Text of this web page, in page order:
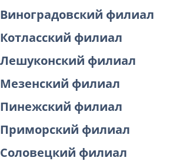
Виноградовский филиал
Котласский филиал
Лешуконский филиал
Мезенский филиал
Пинежский филиал
Приморский филиал
Соловецкий филиал